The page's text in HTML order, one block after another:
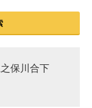
保川合下